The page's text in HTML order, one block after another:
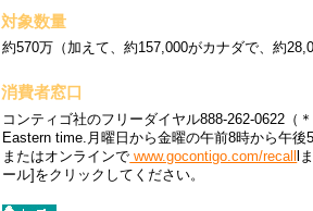
対象数量
約570万（加えて、約157,000がカナダで、約
消費者窓口
コンティゴ社のフリーダイヤル888-262-0622（
Eastern time.月曜日から金曜の午前8時から午後
またはオンラインで www.gocontigo.com/recalll
ール]をクリックしてください。